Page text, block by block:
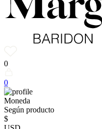
0
0
Moneda
Según producto
$